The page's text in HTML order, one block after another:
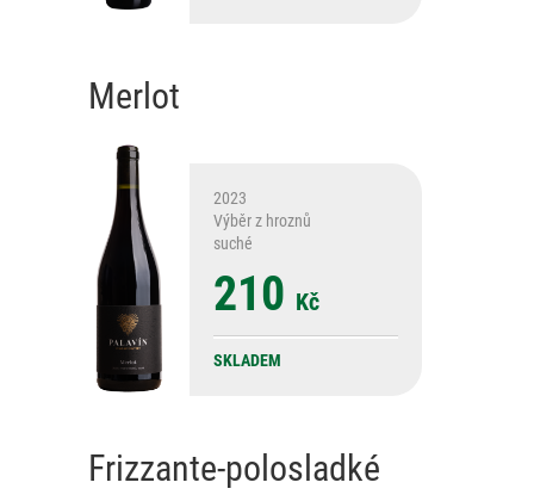
Merlot
2023
Výběr z hroznů
suché
210 Kč
SKLADEM
Frizzante-polosladké